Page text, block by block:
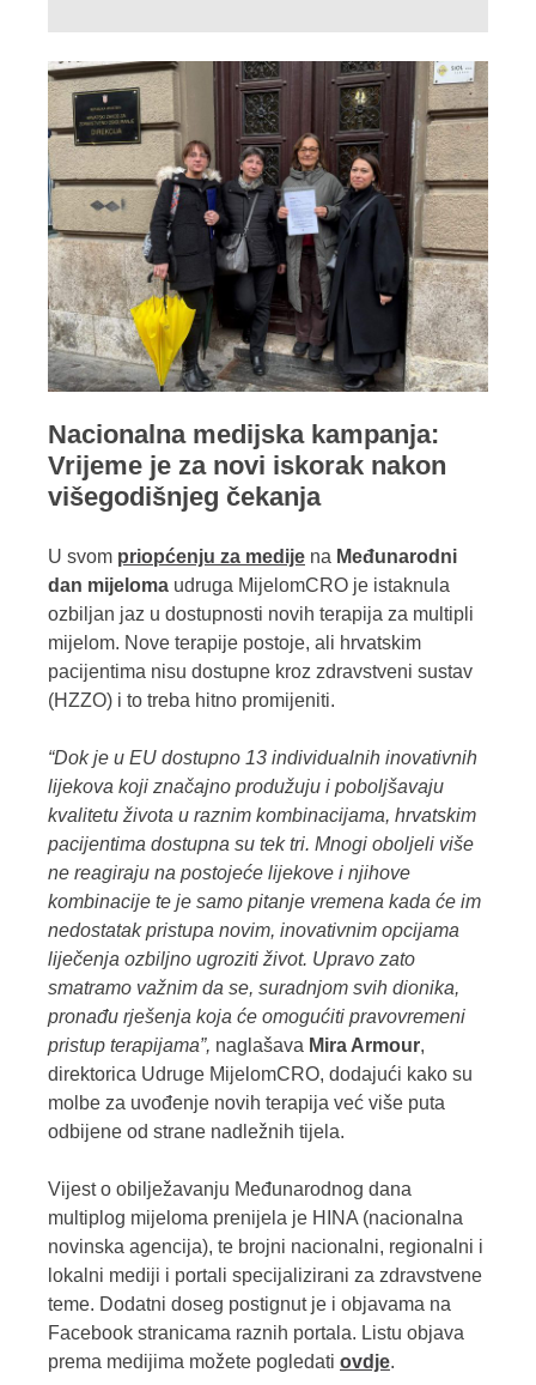
Nacionalna medijska kampanja:
Vrijeme je za novi iskorak nakon
višegodišnjeg čekanja
U svom priopćenju za medije na Međunarodni
dan mijeloma udruga MijelomCRO je istaknula
ozbiljan jaz u dostupnosti novih terapija za multipli
mijelom. Nove terapije postoje, ali hrvatskim
pacijentima nisu dostupne kroz zdravstveni sustav
(HZZO) i to treba hitno promijeniti.
“Dok je u EU dostupno 13 individualnih inovativnih
lijekova koji značajno produžuju i poboljšavaju
kvalitetu života u raznim kombinacijama, hrvatskim
pacijentima dostupna su tek tri. Mnogi oboljeli više
ne reagiraju na postojeće lijekove i njihove
kombinacije te je samo pitanje vremena kada će im
nedostatak pristupa novim, inovativnim opcijama
liječenja ozbiljno ugroziti život. Upravo zato
smatramo važnim da se, suradnjom svih dionika,
pronađu rješenja koja će omogućiti pravovremeni
pristup terapijama”, naglašava Mira Armour,
direktorica Udruge MijelomCRO, dodajući kako su
molbe za uvođenje novih terapija već više puta
odbijene od strane nadležnih tijela.
Vijest o obilježavanju Međunarodnog dana
multiplog mijeloma prenijela je HINA (nacionalna
novinska agencija), te brojni nacionalni, regionalni i
lokalni mediji i portali specijalizirani za zdravstvene
teme. Dodatni doseg postignut je i objavama na
Facebook stranicama raznih portala. Listu objava
prema medijima možete pogledati ovdje.